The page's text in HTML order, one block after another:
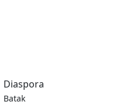
Diaspora
Batak